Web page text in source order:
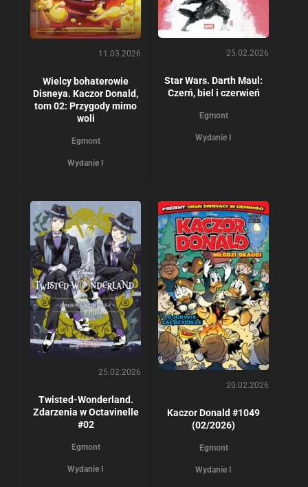
11.03.2026
Wielcy bohaterowie
Disneya. Kaczor Donald,
tom 02: Przygody mimo
woli
Egmont
Wydanie I
25.02.2026
Star Wars. Darth Maul:
Czerń, biel i czerwień
Egmont
Wydanie I
25.02.2026
Twisted-Wonderland.
Zdarzenia w Octavinelle
#02
Egmont
Wydanie I
20.02.2026
Kaczor Donald #1049
(02/2026)
Egmont
Wydanie I